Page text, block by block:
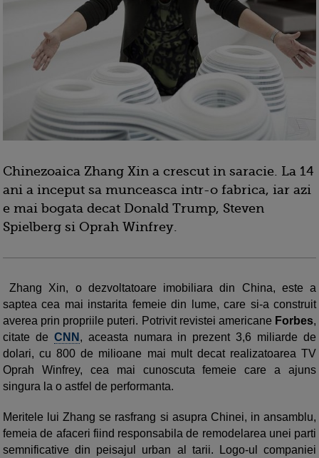
Chinezoaica Zhang Xin a crescut in saracie. La 14
ani a inceput sa munceasca intr-o fabrica, iar azi
e mai bogata decat Donald Trump, Steven
Spielberg si Oprah Winfrey.
Zhang Xin, o dezvoltatoare imobiliara din China, este a
saptea cea mai instarita femeie din lume, care si-a construit
averea prin propriile puteri. Potrivit revistei americane Forbes,
citate de CNN , aceasta numara in prezent 3,6 miliarde de
dolari, cu 800 de milioane mai mult decat realizatoarea TV
Oprah Winfrey, cea mai cunoscuta femeie care a ajuns
singura la o astfel de performanta.
Meritele lui Zhang se rasfrang si asupra Chinei, in ansamblu,
femeia de afaceri fiind responsabila de remodelarea unei parti
semnificative din peisajul urban al tarii. Logo-ul companiei